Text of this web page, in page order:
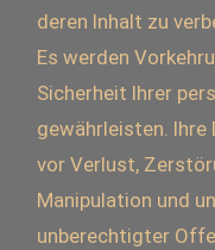
deren Inhalt zu
Es werden
Sicherheit Ihrer
gewährleisten.
vor Verlust,
Manipulation und
unberechtigter